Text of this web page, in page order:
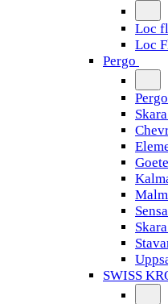
Loc
Loc
Pergo
Pergo
SWISS